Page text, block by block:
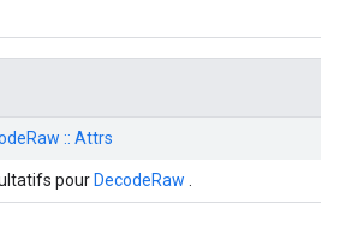
:: Attrs
pour DecodeRaw